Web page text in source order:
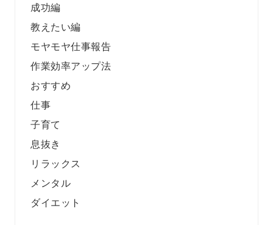
成功編
教えたい編
モヤモヤ仕事報告
作業効率アップ法
おすすめ
仕事
子育て
息抜き
リラックス
メンタル
ダイエット